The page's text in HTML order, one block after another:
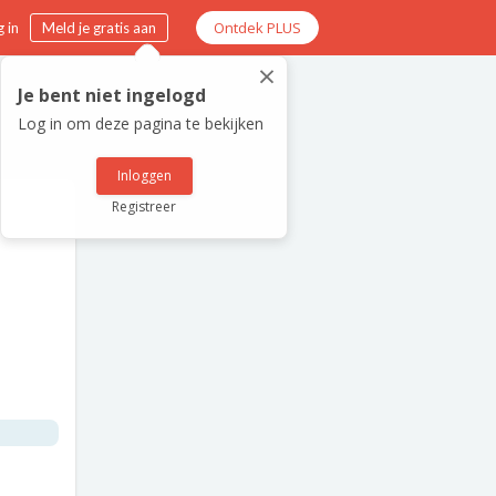
in Meld je gratis aan Ontdek PLUS
×
Je bent niet ingelogd
Log in om deze pagina te bekijken
Inloggen
Registreer